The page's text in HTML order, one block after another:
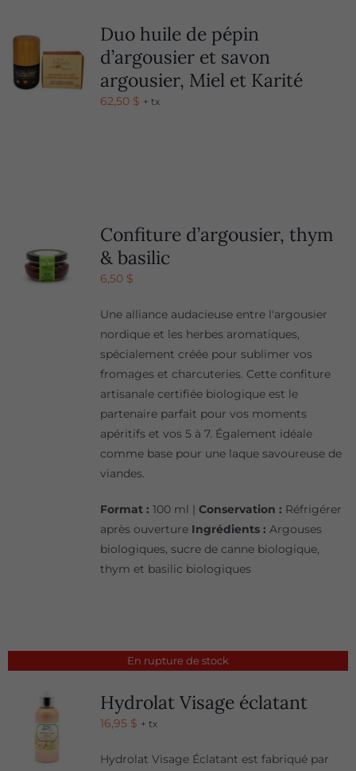
Duo huile de pépin
d’argousier et savon
argousier, Miel et Karité
62,50 $ + tx
Confiture d’argousier, thym
& basilic
6,50 $
Une alliance audacieuse entre l'argousier
nordique et les herbes aromatiques,
spécialement créée pour sublimer vos
fromages et charcuteries. Cette confiture
artisanale certifiée biologique est le
partenaire parfait pour vos moments
apéritifs et vos 5 à 7. Également idéale
comme base pour une laque savoureuse de
viandes.
Format : 100 ml | Conservation : Réfrigérer
après ouverture Ingrédients : Argouses
biologiques, sucre de canne biologique,
thym et basilic biologiques
En rupture de stock
Hydrolat Visage éclatant
16,95 $ + tx
Hydrolat Visage Éclatant est fabriqué par